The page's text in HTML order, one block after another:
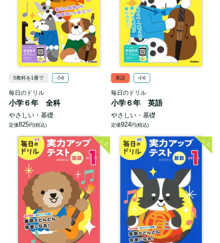
5教科を1冊で 小6
毎日のドリル
小学６年 全科
やさしい・基礎
定価825円(税込)
英語 小6
毎日のドリル
小学６年 英語
やさしい・基礎
定価924円(税込)
人気 人気